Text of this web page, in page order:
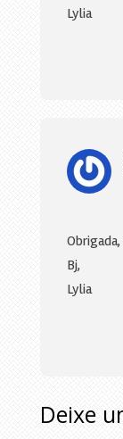
Lylia
Bj,
Lylia
Deixe